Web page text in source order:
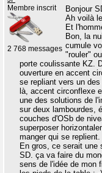
Membre inscrit
2 768 messages
Bonjour
Ah voilà
Et
Bon, la
cumule
"rouler"
porte coulissante KZ.
ouverture en accent
se repliant vers un
là, accent circonflexe
une des solutions de
sur deux lambourdes,
couches d'OSb de
superposer
manger qui se replient.
En gros, ce serait une
SD. ça va faire du
sens de l'idée de mon